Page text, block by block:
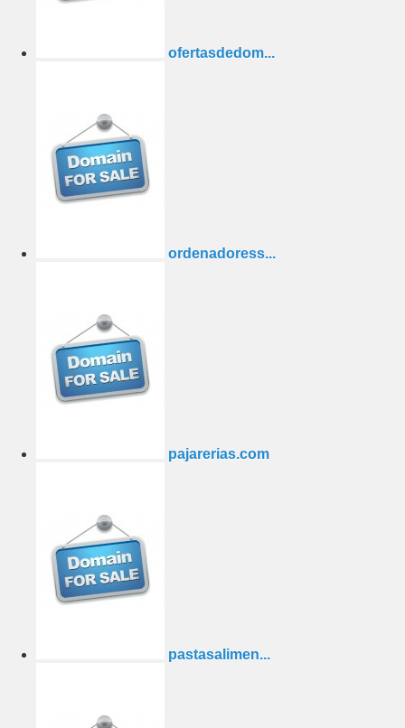
ofertasdedom...
ordenadoress...
pajarerias.com
pastasalimen...